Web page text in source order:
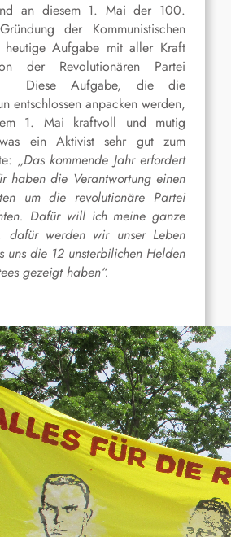
an diesem 1. Mai der 100.
der Kommunistischen
Aufgabe mit aller Kraft
der Revolutionären Partei
Diese Aufgabe, die die
entschlossen anpacken werden,
1. Mai kraftvoll und mutig
was ein Aktivist sehr gut zum
„Das kommende Jahr erfordert
haben die Verantwortung einen
um die revolutionäre Partei
Dafür will ich meine ganze
dafür werden wir unser Leben
uns die 12 unsterbilichen Helden
gezeigt haben“.